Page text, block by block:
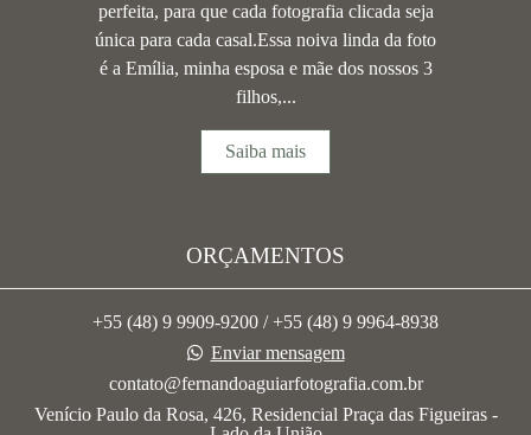
perfeita, para que cada fotografia clicada seja
única para cada casal.Essa noiva linda da foto
é a Emília, minha esposa e mãe dos nossos 3
filhos,...
Saiba mais
ORÇAMENTOS
+55 (48) 9 9909-9200 / +55 (48) 9 9964-8938
Enviar mensagem
contato@fernandoaguiarfotografia.com.br
Venício Paulo da Rosa, 426, Residencial Praça das Figueiras -